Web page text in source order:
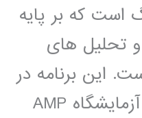
است که بر پایه
تحلیل های
این برنامه در
ابتدا در سال 2009 در آزمایشگاه AMP